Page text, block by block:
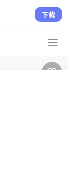
下載